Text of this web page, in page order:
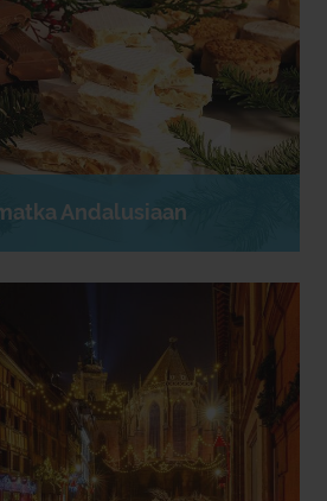
Andalusiaan